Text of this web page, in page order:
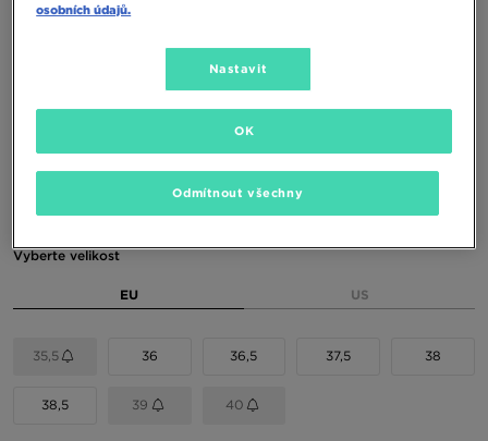
1890 Kč -11%
(Nejnižší cena za posledních 30 dní)
Vyberte velikost
EU US
35,5 36 36,5 37,5 38
38,5 39 40
osobních údajů.
Nastavit
Odmítnout všechny
OK